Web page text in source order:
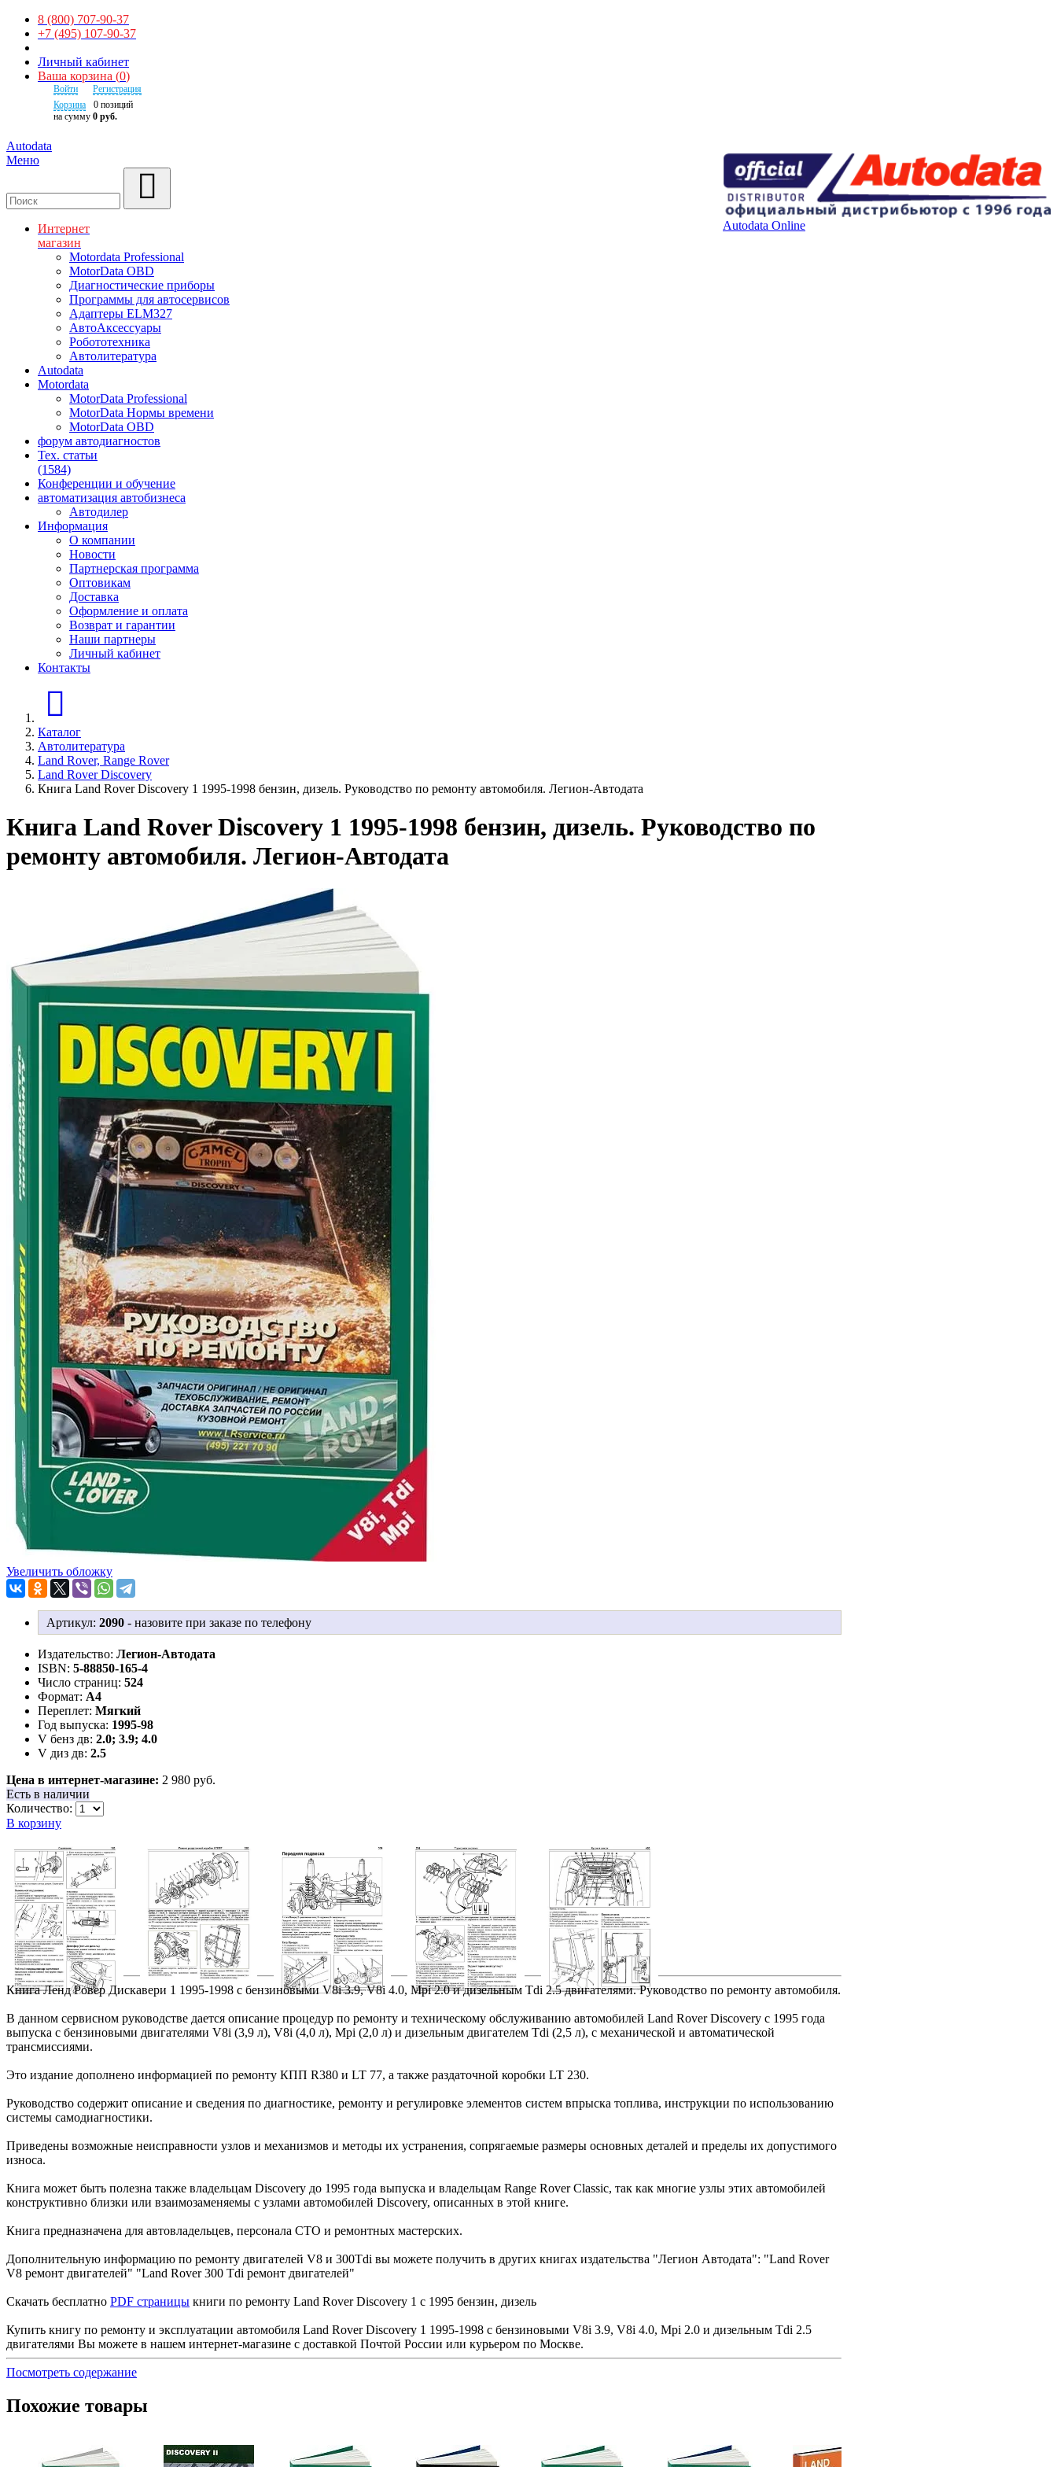
8 (800) 707-90-37
+7 (495) 107-90-37
Личный кабинет
Ваша корзина (0)
Войти
Регистрация
Корзина
0 позиций
на сумму 0 руб.
Autodata
Autodata Online
Меню
Интернет
магазин
Motordata Professional
MotorData OBD
Диагностические приборы
Программы для автосервисов
Адаптеры ELM327
АвтоАксессуары
Робототехника
Автолитература
Autodata
Motordata
MotorData Professional
MotorData Нормы времени
MotorData OBD
форум автодиагностов
Тех. статьи
(1584)
Конференции и обучение
автоматизация автобизнеса
Автодилер
Информация
О компании
Новости
Партнерская программа
Оптовикам
Доставка
Оформление и оплата
Возврат и гарантии
Наши партнеры
Личный кабинет
Контакты
Каталог
Автолитература
Land Rover, Range Rover
Land Rover Discovery
Книга Land Rover Discovery 1 1995-1998 бензин, дизель. Руководство по ремонту автомобиля. Легион-Aвтодата
Книга Land Rover Discovery 1 1995-1998 бензин, дизель. Руководство по
ремонту автомобиля. Легион-Aвтодата
Увеличить обложку
Артикул: 2090 - назовите при заказе по телефону
Издательство: Легион-Aвтодата
ISBN: 5-88850-165-4
Число страниц: 524
Формат: А4
Переплет: Мягкий
Год выпуска: 1995-98
V бенз дв: 2.0; 3.9; 4.0
V диз дв: 2.5
Цена в интернет-магазине: 2 980 руб.
Есть в наличии
Количество:
В корзину
Книга Ленд Ровер Дискавери 1 1995-1998 с бензиновыми V8i 3.9, V8i 4.0, Mpi 2.0 и дизельным Tdi 2.5 двигателями. Руководство по ремонту автомобиля.
В данном сервисном руководстве дается описание процедур по ремонту и техническому обслуживанию автомобилей Land Rover Discovery с 1995 года
выпуска с бензиновыми двигателями V8i (3,9 л), V8i (4,0 л), Mpi (2,0 л) и дизельным двигателем Tdi (2,5 л), с механической и автоматической
трансмиссиями.
Это издание дополнено информацией по ремонту КПП R380 и LT 77, а также раздаточной коробки LT 230.
Руководство содержит описание и сведения по диагностике, ремонту и регулировке элементов систем впрыска топлива, инструкции по использованию
системы самодиагностики.
Приведены возможные неисправности узлов и механизмов и методы их устранения, сопрягаемые размеры основных деталей и пределы их допустимого
износа.
Книга может быть полезна также владельцам Discovery до 1995 года выпуска и владельцам Range Rover Classic, так как многие узлы этих автомобилей
конструктивно близки или взаимозаменяемы с узлами автомобилей Discovery, описанных в этой книге.
Книга предназначена для автовладельцев, персонала СТО и ремонтных мастерских.
Дополнительную информацию по ремонту двигателей V8 и 300Tdi вы можете получить в других книгах издательства "Легион Автодата": "Land Rover
V8 ремонт двигателей" "Land Rover 300 Tdi ремонт двигателей"
Скачать бесплатно PDF страницы книги по ремонту Land Rover Discovery 1 с 1995 бензин, дизель
Купить книгу по ремонту и эксплуатации автомобиля Land Rover Discovery 1 1995-1998 с бензиновыми V8i 3.9, V8i 4.0, Mpi 2.0 и дизельным Tdi 2.5
двигателями Вы можете в нашем интернет-магазине с доставкой Почтой России или курьером по Москве.
Посмотреть содержание
Похожие товары